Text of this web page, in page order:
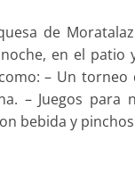
de
en el
– Un
– Juegos para
bebida y